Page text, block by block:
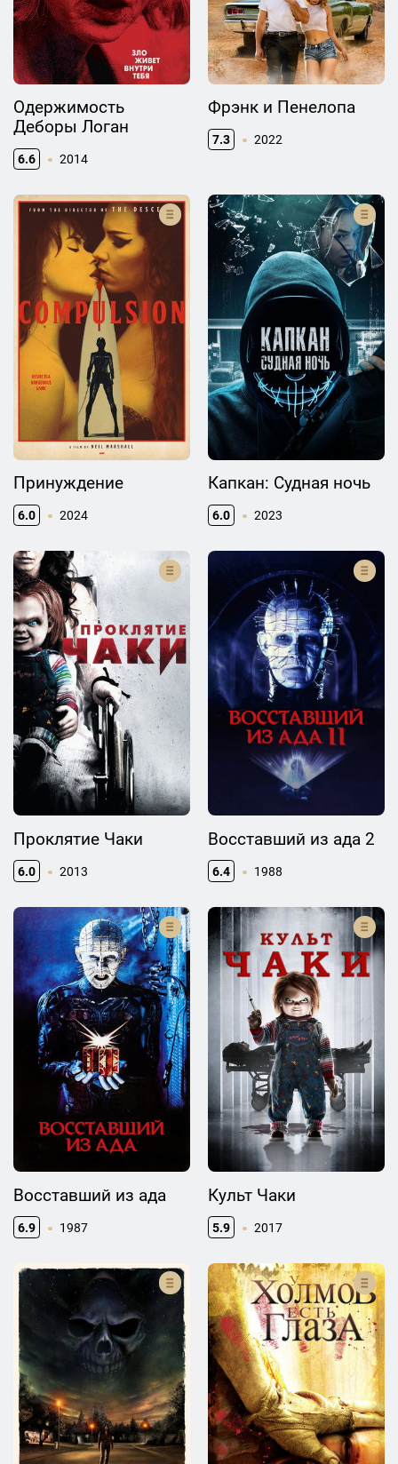
Одержимость
Деборы Логан
6.6 2014
Фрэнк и Пенелопа
7.3 2022
Принуждение
6.0 2024
Капкан: Судная ночь
6.0 2023
Проклятие Чаки
6.0 2013
Восставший из ада 2
6.4 1988
Восставший из ада
6.9 1987
Культ Чаки
5.9 2017